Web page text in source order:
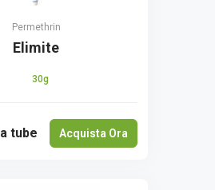
Permethrin
Elimite
30g
a tube Acquista Ora